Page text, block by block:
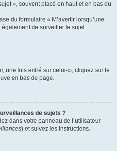
», souvent placé en haut et en bas du
du formulaire « M’avertir lorsqu’une
de surveiller le sujet.
une fois entré sur celui-ci, cliquez sur le
en bas de page.
de sujets ?
dans votre panneau de l’utilisateur
) et suivez les instructions.